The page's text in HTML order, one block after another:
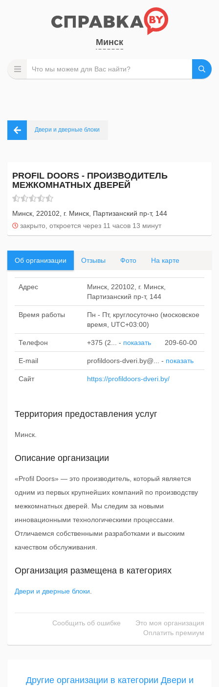
Минск
Двери и дверные блоки
PROFIL DOORS - ПРОИЗВОДИТЕЛЬ
МЕЖКОМНАТНЫХ ДВЕРЕЙ
Минск, 220102, г. Минск, Партизанский пр-т, 144
закрыто, откроется через 11 часов 13 минут
Об организации Отзывы Фото На карте
Адрес
Минск, 220102, г. Минск,
Партизанский пр-т, 144
Время работы
Пн - Пт, круглосуточно (московское
время, UTC+03:00)
Телефон +375 (2... - показать 209-60-00
E-mail profildoors-dveri.by@... - показать
Сайт https://profildoors-dveri.by/
Территория предоставления услуг
Минск.
Описание организации
«Profil Doors» — это производитель, который является
одним из первых крупнейших компаний по производству
межкомнатных дверей. Мы следим за новыми
инновационными технологическими процессами.
Отличаемся собственными разработками и высоким
качеством обслуживания.
Организация размещена в категориях
Двери и дверные блоки
Сообщить об ошибке
Это моя организация
Оплатить премиум
Другие организации в категории Двери и